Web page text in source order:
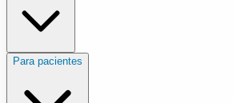
Para pacientes